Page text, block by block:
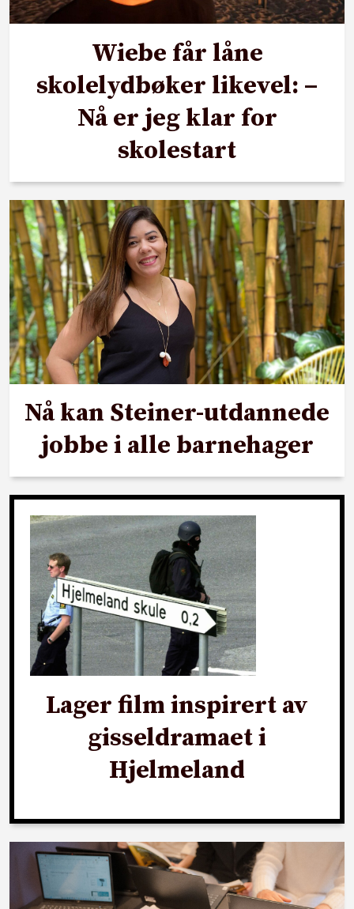
Wiebe får låne
skolelydbøker likevel: –
Nå er jeg klar for
skolestart
Nå kan Steiner-utdannede
jobbe i alle barnehager
Lager film inspirert av
gisseldramaet i
Hjelmeland